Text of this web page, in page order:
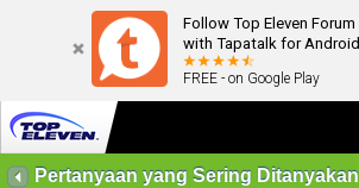
Follow Top Eleven Forum
with Tapatalk for Android
FREE - on Google Play
Pertanyaan yang Sering Ditanyakan